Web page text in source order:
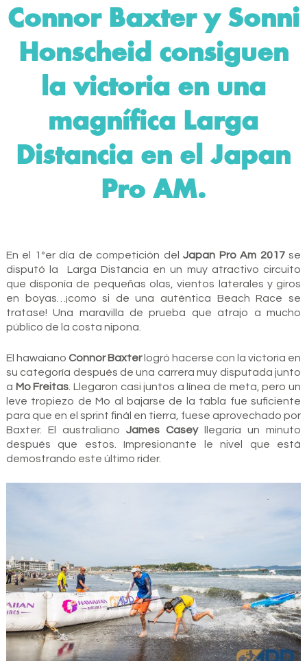
Connor Baxter y Sonni
Honscheid consiguen
la victoria en una
magnífica Larga
Distancia en el Japan
Pro AM.
En el 1ºer día de competición delJapan Pro Am 2017se
disputó la Larga Distancia en un muy atractivo circuito
que disponía de pequeñas olas, vientos laterales y giros
en boyas…¡como si de una auténtica Beach Race se
tratase! Una maravilla de prueba que atrajo a mucho
público de la costa nipona.
El hawaiano Connor Baxterlogró hacerse con la victoria en
su categoría después de una carrera muy disputada junto
a Mo Freitas . Llegaron casi juntos a línea de meta, pero un
leve tropiezo de Mo al bajarse de la tabla fue suficiente
para que en el sprint finál en tierra, fuese aprovechado por
Baxter. El australiano James Caseyllegaría un minuto
después que estos. Impresionante le nivel que está
demostrando este último rider.